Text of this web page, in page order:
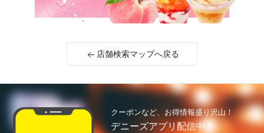
店舗検索マップへ戻る
クーポンなど、お得情報盛り沢山！
デニーズアプリ配信中！